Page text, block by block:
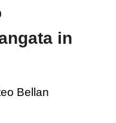
in
Bellan